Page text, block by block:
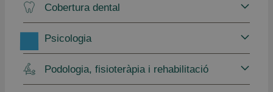
Cobertura dental
Psicologia
Podologia, fisioteràpia i rehabilitació